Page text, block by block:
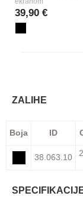
39,90 €
ZALIHE
Boja ID
38.063.10